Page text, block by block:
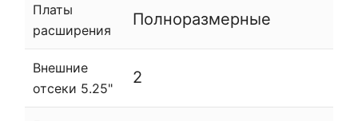
Платы
расширения
Полноразмерные
Внешние
отсеки 5.25"
2